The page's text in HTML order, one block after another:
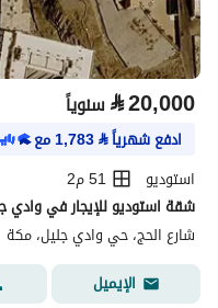
⃁20,000 سنوياً
ادفع شهرياً⃁
1,783مع
استوديو
51 م2
شقة استوديو للإيجار في وادي
شارع الحج، حي وادي جليل، مكة
الإيميل